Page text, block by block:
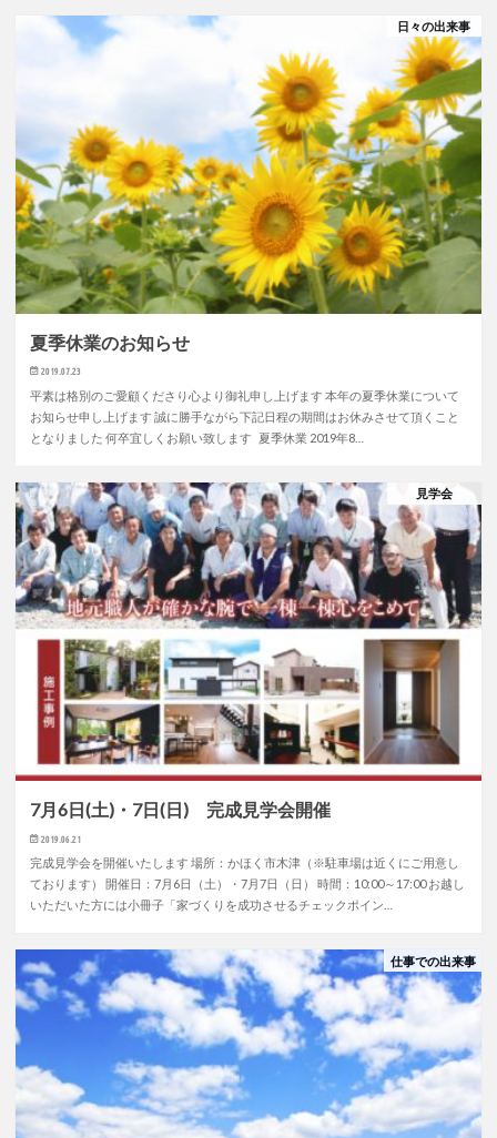
日々の出来事
夏季休業のお知らせ
2019.07.23
平素は格別のご愛顧くださり心より御礼申し上げます 本年の夏季休業について
お知らせ申し上げます 誠に勝手ながら下記日程の期間はお休みさせて頂くこと
となりました 何卒宜しくお願い致します 夏季休業 2019年8…
見学会
7月6日(土)・7日(日) 完成見学会開催
2019.06.21
完成見学会を開催いたします 場所：かほく市木津（※駐車場は近くにご用意し
ております） 開催日：7月6日（土）・7月7日（日） 時間：10:00～17:00 お越し
いただいた方には小冊子「家づくりを成功させるチェックポイン…
仕事での出来事